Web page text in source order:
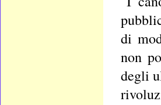
di
non
degli